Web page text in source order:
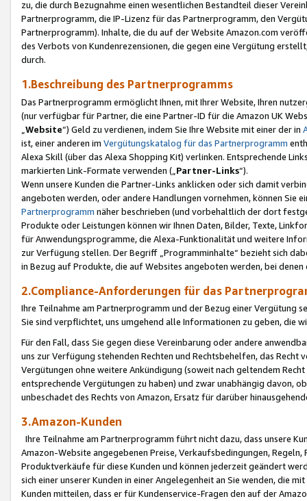
zu, die durch Bezugnahme einen wesentlichen Bestandteil dieser
Partnerprogramm, die IP-Lizenz für das Partnerprogramm, den
Partnerprogramm). Inhalte, die du auf der Website Amazon.com
des Verbots von Kundenrezensionen, die gegen eine Vergütung
durch.
1.Beschreibung des Partnerprogramms
Das Partnerprogramm ermöglicht Ihnen, mit Ihrer Website, Ihren
(nur verfügbar für Partner, die eine Partner-ID für die Amazon UK
Website“) Geld zu verdienen, indem Sie Ihre Website mit einer der in
ist, einer anderen im Vergütungskatalog für das Partnerprogramm
Alexa Skill (über das Alexa Shopping Kit) verlinken. Entsprechende
markierten Link-Formate verwenden („ Partner-Links“).
Wenn unsere Kunden die Partner-Links anklicken oder sich damit
angeboten werden, oder andere Handlungen vornehmen, können Sie
Partnerprogramm näher beschrieben (und vorbehaltlich der dort
Produkte oder Leistungen können wir Ihnen Daten, Bilder, Texte,
für Anwendungsprogramme, die Alexa-Funktionalität und weitere
zur Verfügung stellen. Der Begriff „Programminhalte“ bezieht sich
in Bezug auf Produkte, die auf Websites angeboten werden, bei
2.Compliance-Anforderungen für das
Ihre Teilnahme am Partnerprogramm und der Bezug einer Vergütung
Sie sind verpflichtet, uns umgehend alle Informationen zu geben, die
Für den Fall, dass Sie gegen diese Vereinbarung oder andere
uns zur Verfügung stehenden Rechten und Rechtsbehelfen, das
Vergütungen ohne weitere Ankündigung (soweit nach geltendem
entsprechende Vergütungen zu haben) und zwar unabhängig davon,
unbeschadet des Rechts von Amazon, Ersatz für darüber
3.Amazon-Kunden
Ihre Teilnahme am Partnerprogramm führt nicht dazu, dass unsere
Amazon-Website angegebenen Preise, Verkaufsbedingungen,
Produktverkäufe für diese Kunden und können jederzeit geändert
sich einer unserer Kunden in einer Angelegenheit an Sie wenden, die
Kunden mitteilen, dass er für Kundenservice-Fragen den auf der